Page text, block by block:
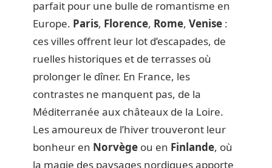
parfait pour une bulle de romantisme en
Europe. Paris, Florence, Rome, Venise :
ces villes offrent leur lot d’escapades, de
ruelles historiques et de terrasses où
prolonger le dîner. En France, les
contrastes ne manquent pas, de la
Méditerranée aux châteaux de la Loire.
Les amoureux de l’hiver trouveront leur
bonheur en Norvège ou en Finlande, où
la magie des paysages nordiques apporte